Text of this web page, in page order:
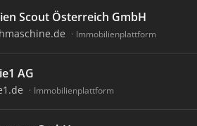
Scout Österreich GmbH
Immobilienplattform
AG
Immobilienplattform